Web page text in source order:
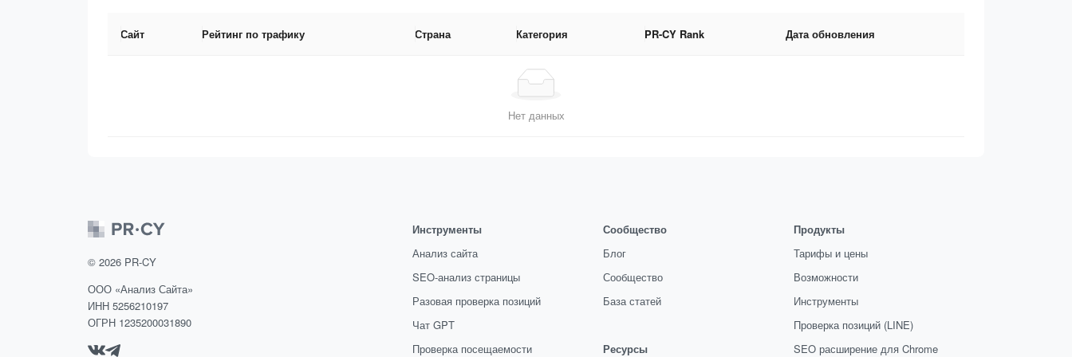
Сайт Рейтинг по трафику Страна Категория PR-CY Rank Дата обновления
Нет данных
© 2026 PR-CY
ООО «Анализ Сайта»
ИНН 5256210197
ОГРН 1235200031890
Инструменты
Анализ сайта
SEO-анализ страницы
Разовая проверка позиций
Чат GPT
Проверка посещаемости
Сообщество
Блог
Сообщество
База статей
Ресурсы
Продукты
Тарифы и цены
Возможности
Инструменты
Проверка позиций (LINE)
SEO расширение для Chrome